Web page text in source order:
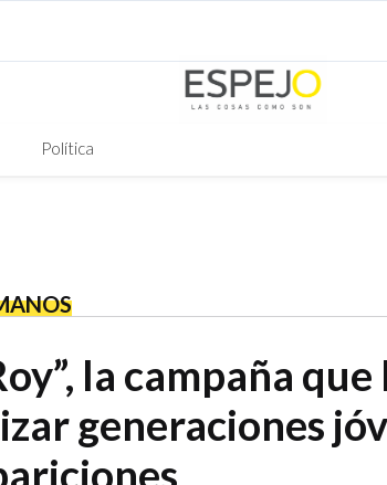
Política
la campaña que
generaciones